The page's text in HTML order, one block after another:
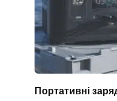
Портативні